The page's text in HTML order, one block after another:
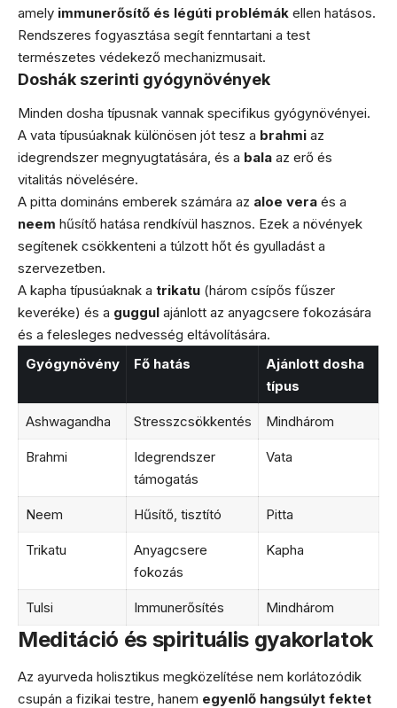
amely immunerősítő és légúti problémák ellen hatásos.
Rendszeres fogyasztása segít fenntartani a test
természetes védekező mechanizmusait.
Doshák szerinti gyógynövények
Minden dosha típusnak vannak specifikus gyógynövényei.
A vata típusúaknak különösen jót tesz a brahmi az
idegrendszer megnyugtatására, és a bala az erő és
vitalitás növelésére.
A pitta domináns emberek számára az aloe vera és a
neem hűsítő hatása rendkívül hasznos. Ezek a növények
segítenek csökkenteni a túlzott hőt és gyulladást a
szervezetben.
A kapha típusúaknak a trikatu (három csípős fűszer
keveréke) és a guggul ajánlott az anyagcsere fokozására
és a felesleges nedvesség eltávolítására.
Gyógynövény
Fő hatás
Ajánlott dosha
típus
Ashwagandha Stresszcsökkentés Mindhárom
Brahmi
Idegrendszer
támogatás
Vata
Neem Hűsítő, tisztító Pitta
Trikatu
Anyagcsere
fokozás
Kapha
Tulsi Immunerősítés Mindhárom
Meditáció és spirituális gyakorlatok
Az ayurveda holisztikus megközelítése nem korlátozódik
csupán a fizikai testre, hanem egyenlő hangsúlyt fektet